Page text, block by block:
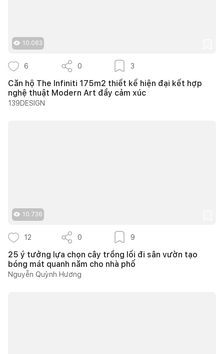
10.063
6 0 3
Căn hộ The Infiniti 175m2 thiết kế hiện đại kết hợp
nghệ thuật Modern Art đầy cảm xúc
139DESIGN
10.736
12 0 9
25 ý tưởng lựa chọn cây trồng lối đi sân vườn tạo
bóng mát quanh năm cho nhà phố
Nguyễn Quỳnh Hương